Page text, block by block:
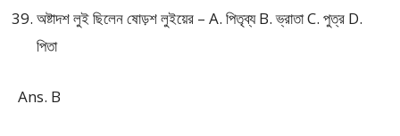
অষ্টাদশ লুই ছিলেন ষোড়শ লুইয়ের – A. পিতৃব্য B. ভ্রাতা C. পুত্র D.
পিতা
Ans. B